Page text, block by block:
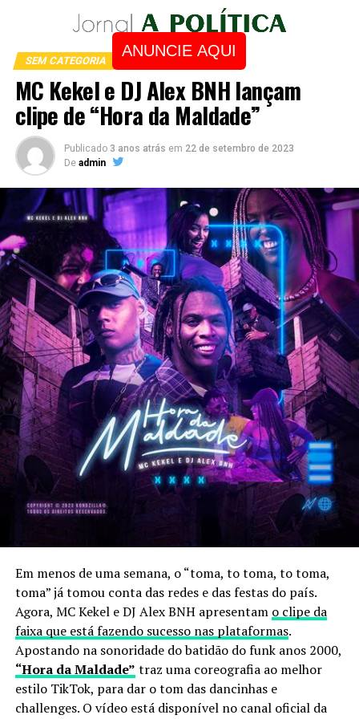
ANUNCIE AQUI
SEM CATEGORIA
MC Kekel e DJ Alex BNH lançam
clipe de “Hora da Maldade”
Publicado 3 anos atrás em 22 de setembro de 2023
De admin
Em menos de uma semana, o “toma, to toma, to toma,
toma” já tomou conta das redes e das festas do país.
Agora, MC Kekel e DJ Alex BNH apresentam o clipe da
faixa que está fazendo sucesso nas plataformas.
Apostando na sonoridade do batidão do funk anos 2000,
“Hora da Maldade” traz uma coreografia ao melhor
estilo TikTok, para dar o tom das dancinhas e
challenges. O vídeo está disponível no canal oficial da